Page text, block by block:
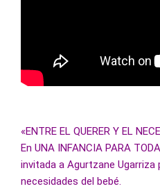
«ENTRE EL QUERER Y EL
En UNA INFANCIA PARA
invitada a Agurtzane Ugarriza
necesidades del bebé.